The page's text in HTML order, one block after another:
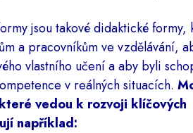
jsou takové didaktické formy,
a pracovníkům ve vzdělávání,
vlastního učení a aby byli
v reálných situacích.
vedou k rozvoji klíčových
například: